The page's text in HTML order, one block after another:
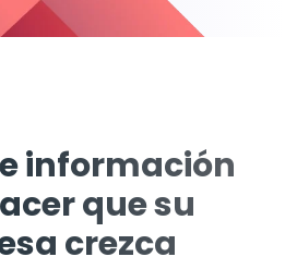
información
que su
crezca